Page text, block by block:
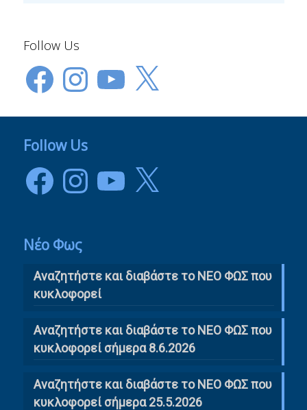
Follow Us
FacebookInstagramYouTube
X
Follow Us
FacebookInstagramYouTube
X
Νέο Φως
Αναζητήστε και διαβάστε το NΕΟ ΦΩΣ που
κυκλοφορεί
Αναζητήστε και διαβάστε το ΝΕΟ ΦΩΣ που
κυκλοφορεί σήμερα 8.6.2026
Αναζητήστε και διαβάστε το ΝΕΟ ΦΩΣ που
κυκλοφορεί σήμερα 25.5.2026